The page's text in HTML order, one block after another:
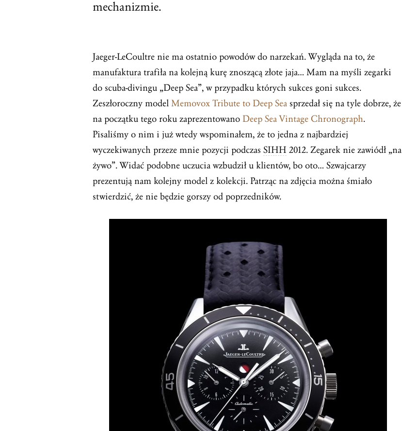
mechanizmie.
Jaeger-LeCoultre nie ma ostatnio powodów do narzekań. Wygląda na to, że
manufaktura trafiła na kolejną kurę znoszącą złote jaja… Mam na myśli zegarki
do scuba-divingu „Deep Sea”, w przypadku których sukces goni sukces.
Zeszłoroczny model Memovox Tribute to Deep Sea sprzedał się na tyle dobrze, że
na początku tego roku zaprezentowano Deep Sea Vintage Chronograph.
Pisaliśmy o nim i już wtedy wspominałem, że to jedna z najbardziej
wyczekiwanych przeze mnie pozycji podczas SIHH 2012. Zegarek nie zawiódł „na
żywo”. Widać podobne uczucia wzbudził u klientów, bo oto… Szwajcarzy
prezentują nam kolejny model z kolekcji. Patrząc na zdjęcia można śmiało
stwierdzić, że nie będzie gorszy od poprzedników.